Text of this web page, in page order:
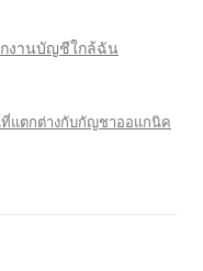
งานบัญชีใกล้ฉัน
แตกต่างกับกัญชาออแกนิค